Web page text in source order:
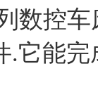
数控
.它能